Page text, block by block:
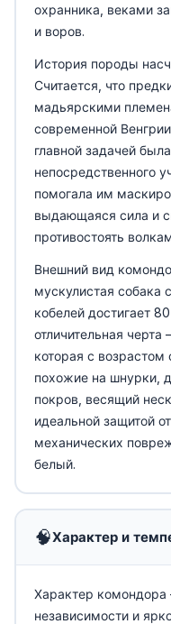
охранника, веками
и воров.
История породы
Считается, что
мадьярскими
современной
главной задачей
непосредственного
помогала им
выдающаяся сила и
противостоять
Внешний вид
мускулистая собака
кобелей достигает
отличительная черта
которая с возрастом
похожие на шнурки,
покров, весящий
идеальной защитой
механических
белый.
🧠Характер и
Характер комондора
независимости и